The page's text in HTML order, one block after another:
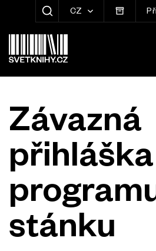
ZOBRAZIT HLEDÁNÍ
CZ
Závazná
přihláška
stánku